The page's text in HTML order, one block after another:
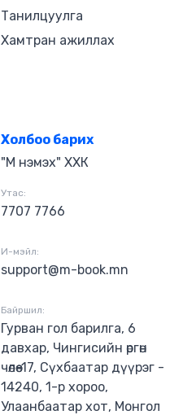
Танилцуулга
Хамтран ажиллах
Холбоо барих
"М нэмэх" ХХК
Утас:
7707 7766
И-мэйл:
support@m-book.mn
Байршил:
Гурван гол барилга, 6
давхар, Чингисийн өргөн
чөлөө-17, Сүхбаатар дүүрэг -
14240, 1-р хороо,
Улаанбаатар хот, Монгол